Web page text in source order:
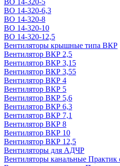
ВО 14-320-5
ВО 14-320-6,3
ВО 14-320-8
ВО 14-320-10
ВО 14-320-12,5
Вентиляторы крышные типа ВКР
Вентилятор ВКР 2,5
Вентилятор ВКР 3,15
Вентилятор ВКР 3,55
Вентилятор ВКР 4
Вентилятор ВКР 5
Вентилятор ВКР 5,6
Вентилятор ВКР 6,3
Вентилятор ВКР 7,1
Вентилятор ВКР 8
Вентилятор ВКР 10
Вентилятор ВКР 12,5
Вентиляторы для АДЧР
Вентиляторы канальные